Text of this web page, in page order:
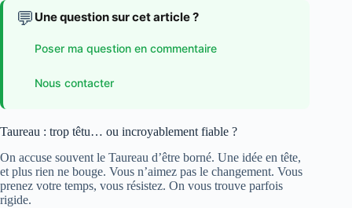
💬 Une question sur cet article ?
Poser ma question en commentaire
Nous contacter
Taureau : trop têtu… ou incroyablement fiable ?
On accuse souvent le Taureau d’être borné. Une idée en tête,
et plus rien ne bouge. Vous n’aimez pas le changement. Vous
prenez votre temps, vous résistez. On vous trouve parfois
rigide.